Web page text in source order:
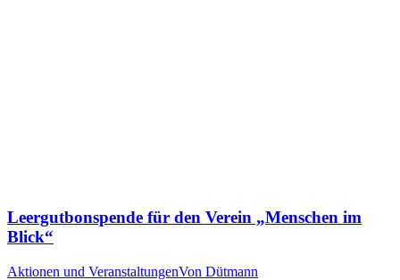
Leergutbonspende für den Verein „Menschen im
Blick“
Aktionen und VeranstaltungenVon Dütmann